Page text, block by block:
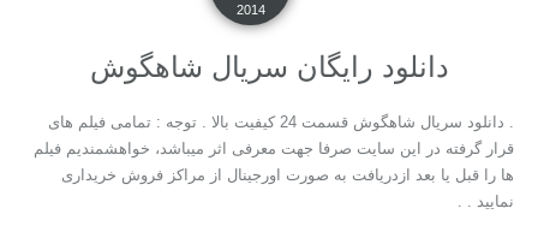
2014
دانلود رایگان سریال شاهگوش
. دانلود سریال شاهگوش قسمت 24 کیفیت بالا . توجه : تمامی فیلم های
قرار گرفته در این سایت صرفا جهت معرفی اثر میباشد، خواهشمندیم فیلم
ها را قبل یا بعد ازدریافت به صورت اورجینال از مراکز فروش خریداری
نمایید . .